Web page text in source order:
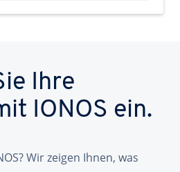
Ihre
IONOS ein.
Wir zeigen Ihnen, was